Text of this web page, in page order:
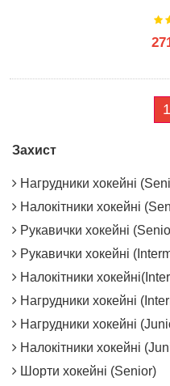
1
Захист
Нагрудники хокейні
Налокітники хокейні
Рукавички хокейні
Рукавички хокейні
Налокітники
Нагрудники хокейні
Нагрудники хокейні
Налокітники хокейні
Шорти хокейні (Senior)